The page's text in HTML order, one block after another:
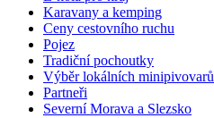
Karavany a kemping
Ceny cestovního ruchu
Pojez
Tradiční pochoutky
Výběr lokálních minipivovarů
Partneři
Severní Morava a Slezsko